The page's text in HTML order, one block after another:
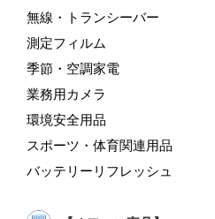
無線・トランシーバー
測定フィルム
季節・空調家電
業務用カメラ
環境安全用品
スポーツ・体育関連用品
バッテリーリフレッシュ